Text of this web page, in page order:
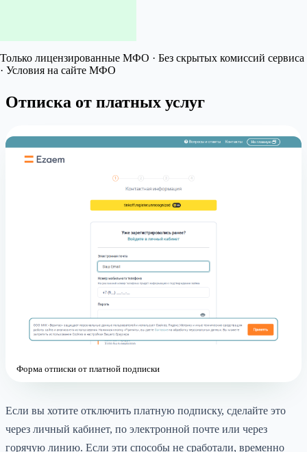
Только лицензированные МФО · Без скрытых комиссий сервиса
· Условия на сайте МФО
Отписка от платных услуг
Форма отписки от платной подписки
Если вы хотите отключить платную подписку, сделайте это
через личный кабинет, по электронной почте или через
горячую линию. Если эти способы не сработали, временно